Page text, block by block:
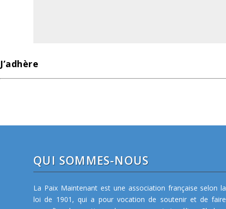
J’adhère
QUI SOMMES-NOUS
La Paix Maintenant est une association française selon la
loi de 1901, qui a pour vocation de soutenir et de faire